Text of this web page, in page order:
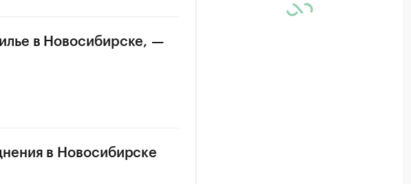
в Новосибирске, —
в Новосибирске